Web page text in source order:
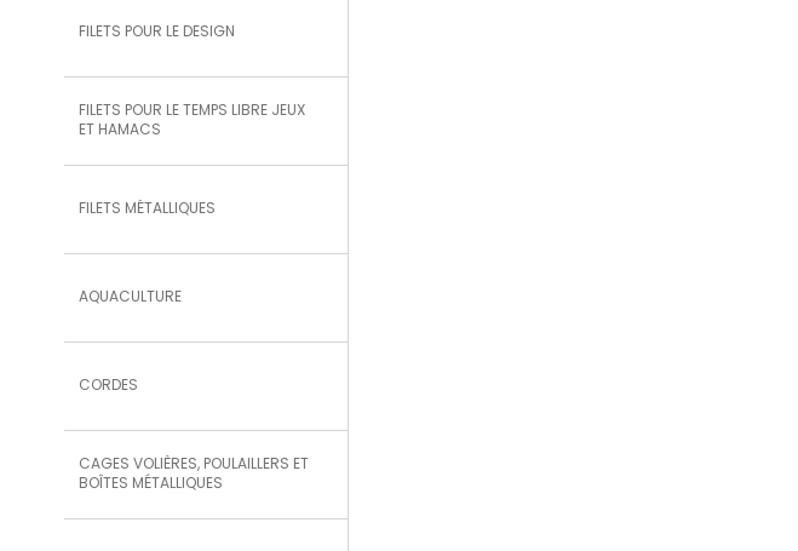
FILETS POUR LE DESIGN
FILETS POUR LE TEMPS LIBRE JEUX
ET HAMACS
FILETS MÉTALLIQUES
AQUACULTURE
CORDES
CAGES VOLIÈRES, POULAILLERS ET
BOÎTES MÉTALLIQUES